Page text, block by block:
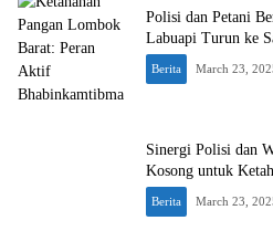
Polisi dan Petani
Labuapi Turun ke
Berita March 23,
Sinergi Polisi dan
Kosong untuk
Berita March 23,